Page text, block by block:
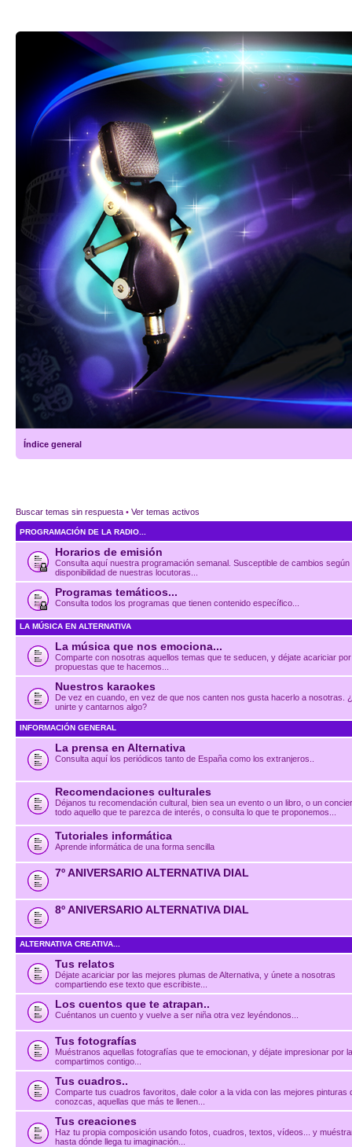
Índice general
Buscar temas sin respuesta • Ver temas activos
PROGRAMACIÓN DE LA RADIO...
Horarios de emisión
Consulta aquí nuestra programación semanal. Susceptible de cambios según
disponibilidad de nuestras locutoras...
Programas temáticos...
Consulta todos los programas que tienen contenido específico...
LA MÚSICA EN ALTERNATIVA
La música que nos emociona...
Comparte con nosotras aquellos temas que te seducen, y déjate acariciar
propuestas que te hacemos...
Nuestros karaokes
De vez en cuando, en vez de que nos canten nos gusta hacerlo a nosotras.
unirte y cantarnos algo?
INFORMACIÓN GENERAL
La prensa en Alternativa
Consulta aquí los periódicos tanto de España como los extranjeros..
Recomendaciones culturales
Déjanos tu recomendación cultural, bien sea un evento o un libro, o un
todo aquello que te parezca de interés, o consulta lo que te proponemos...
Tutoriales informática
Aprende informática de una forma sencilla
7º ANIVERSARIO ALTERNATIVA DIAL
8º ANIVERSARIO ALTERNATIVA DIAL
ALTERNATIVA CREATIVA...
Tus relatos
Déjate acariciar por las mejores plumas de Alternativa, y únete a nosotras
compartiendo ese texto que escribiste...
Los cuentos que te atrapan..
Cuéntanos un cuento y vuelve a ser niña otra vez leyéndonos...
Tus fotografías
Muéstranos aquellas fotografías que te emocionan, y déjate impresionar por
compartimos contigo...
Tus cuadros..
Comparte tus cuadros favoritos, dale color a la vida con las mejores pinturas
conozcas, aquellas que más te llenen...
Tus creaciones
Haz tu propia composición usando fotos, cuadros, textos, vídeos... y
hasta dónde llega tu imaginación...